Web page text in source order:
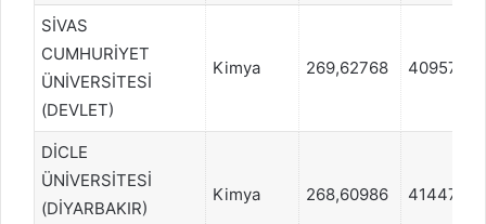
SİVAS
CUMHURİYET
ÜNİVERSİTESİ
(DEVLET)
Kimya 269,62768 409574
DİCLE
ÜNİVERSİTESİ
(DİYARBAKIR)
Kimya 268,60986 414478